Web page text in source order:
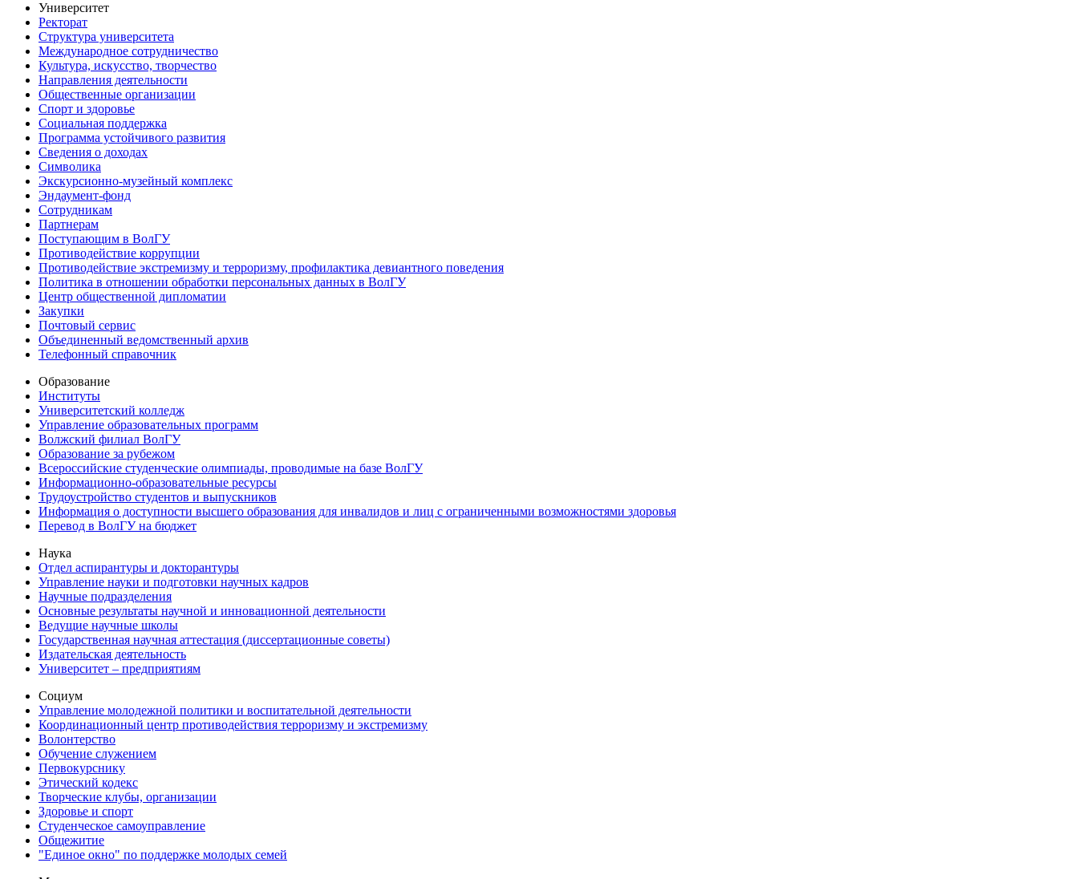
Университет
Ректорат
Структура университета
Международное сотрудничество
Культура, искусство, творчество
Направления деятельности
Общественные организации
Спорт и здоровье
Социальная поддержка
Программа устойчивого развития
Сведения о доходах
Символика
Экскурсионно-музейный комплекс
Эндаумент-фонд
Сотрудникам
Партнерам
Поступающим в ВолГУ
Противодействие коррупции
Противодействие экстремизму и терроризму, профилактика девиантного поведения
Политика в отношении обработки персональных данных в ВолГУ
Центр общественной дипломатии
Закупки
Почтовый сервис
Объединенный ведомственный архив
Телефонный справочник
Образование
Институты
Университетский колледж
Управление образовательных программ
Волжский филиал ВолГУ
Образование за рубежом
Всероссийские студенческие олимпиады, проводимые на базе ВолГУ
Информационно-образовательные ресурсы
Трудоустройство студентов и выпускников
Информация о доступности высшего образования для инвалидов и лиц с ограниченными возможностями здоровья
Перевод в ВолГУ на бюджет
Наука
Отдел аспирантуры и докторантуры
Управление науки и подготовки научных кадров
Научные подразделения
Основные результаты научной и инновационной деятельности
Ведущие научные школы
Государственная научная аттестация (диссертационные советы)
Издательская деятельность
Университет – предприятиям
Социум
Управление молодежной политики и воспитательной деятельности
Координационный центр противодействия терроризму и экстремизму
Волонтерство
Обучение служением
Первокурснику
Этический кодекс
Творческие клубы, организации
Здоровье и спорт
Студенческое самоуправление
Общежитие
"Единое окно" по поддержке молодых семей